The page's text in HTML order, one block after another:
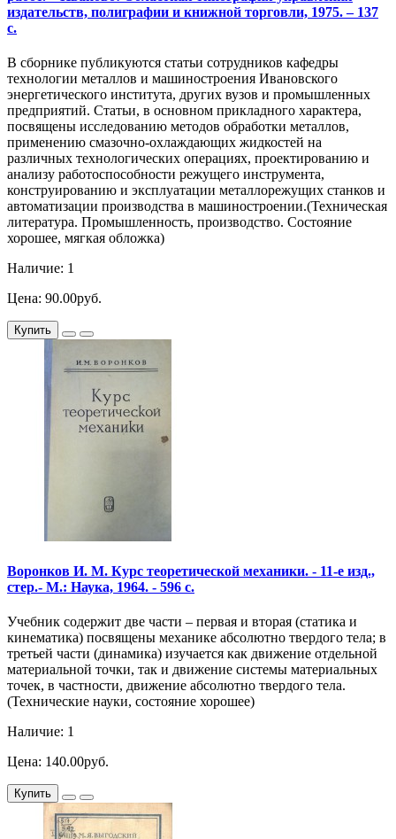
издательств, полиграфии и книжной торговли, 1975. – 137
с.
В сборнике публикуются статьи сотрудников кафедры
технологии металлов и машиностроения Ивановского
энергетического института, других вузов и промышленных
предприятий. Статьи, в основном прикладного характера,
посвящены исследованию методов обработки металлов,
применению смазочно-охлаждающих жидкостей на
различных технологических операциях, проектированию и
анализу работоспособности режущего инструмента,
конструированию и эксплуатации металлорежущих станков и
автоматизации производства в машиностроении.(Техническая
литература. Промышленность, производство. Состояние
хорошее, мягкая обложка)
Наличие: 1
Цена: 90.00руб.
Купить
Воронков И. М. Курс теоретической механики. - 11-е изд.,
стер.- М.: Наука, 1964. - 596 с.
Учебник содержит две части – первая и вторая (статика и
кинематика) посвящены механике абсолютно твердого тела; в
третьей части (динамика) изучается как движение отдельной
материальной точки, так и движение системы материальных
точек, в частности, движение абсолютно твердого тела.
(Технические науки, состояние хорошее)
Наличие: 1
Цена: 140.00руб.
Купить